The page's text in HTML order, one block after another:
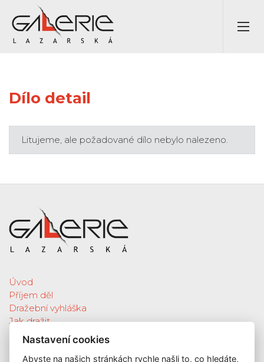
Dílo detail
Litujeme, ale požadované dílo nebylo nalezeno.
Úvod
Příjem děl
Dražební vyhláška
Jak dražit
Galerie
Katalog vydražených děl
Nastavení cookies
Abyste na našich stránkách rychle našli to, co hledáte,